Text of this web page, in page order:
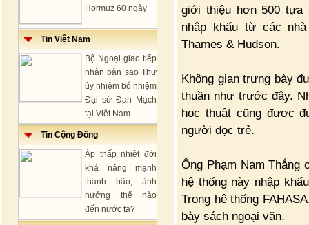
Hormuz 60 ngày
Tin Việt Nam
Bộ Ngoại giao tiếp
nhận bản sao Thư
ủy nhiệm bổ nhiệm
Đại sứ Đan Mạch
tại Việt Nam
Tin Cộng Đồng
Áp thấp nhiệt đới
khả năng mạnh
thành bão, ảnh
hưởng thế nào
đến nước ta?
giới thiệu hơn 500 tựa
nhập khẩu từ các
Thames & Hudson.
Không gian trưng bày
thuần như trước đây.
học thuật cũng được
người đọc trẻ.
Ông Phạm Nam Thắng
hệ thống này nhập
Trong hệ thống
bày sách ngoại văn.